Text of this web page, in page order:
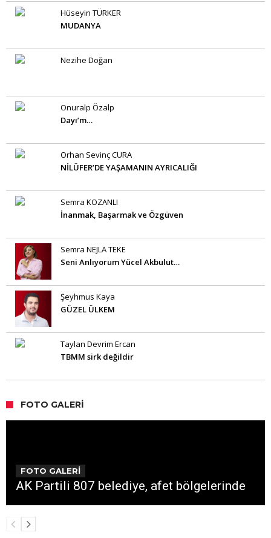
Hüseyin TÜRKER
MUDANYA
Nezihe Doğan
Onuralp Özalp
Dayı’m…
Orhan Sevinç CURA
NİLÜFER’DE YAŞAMANIN AYRICALIĞI
Semra KOZANLI
İnanmak, Başarmak ve Özgüven
Semra NEJLA TEKE
Seni Anlıyorum Yücel Akbulut…
Şeyhmus Kaya
GÜZEL ÜLKEM
Taylan Devrim Ercan
TBMM sirk değildir
FOTO GALERI
FOTO GALERİ
AK Partili 807 belediye, afet bölgelerinde